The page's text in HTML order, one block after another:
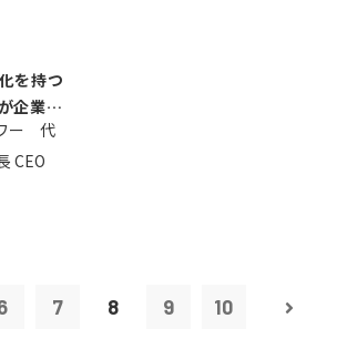
を持つ
企業家
ー 代
CEO
7 8 9 10